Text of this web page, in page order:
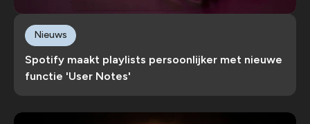
Spotify maakt playlists persoonlijker met nieuwe
functie 'User Notes'
Nieuws